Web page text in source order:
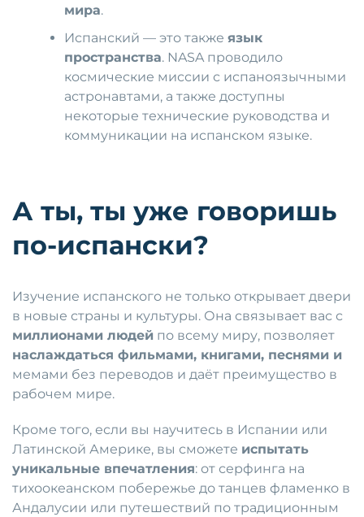
мира.
Испанский — это такжеязык
пространства. NASA проводило
космические миссии с испаноязычными
астронавтами, а также доступны
некоторые технические руководства и
коммуникации на испанском языке.
А ты, ты уже говоришь
по-испански?
Изучение испанского не только открывает двери
в новые страны и культуры. Она связывает вас с
миллионами людей по всему миру, позволяет
наслаждаться фильмами, книгами, песнями и
мемами без переводов и даёт преимущество в
рабочем мире.
Кроме того, если вы научитесь в Испании или
Латинской Америке, вы сможете испытать
уникальные впечатления: от серфинга на
тихоокеанском побережье до танцев фламенко в
Андалусии или путешествий по традиционным